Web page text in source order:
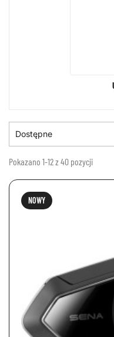
Dostępne
Pokazano 1-12 z 40 pozycji
NOWY